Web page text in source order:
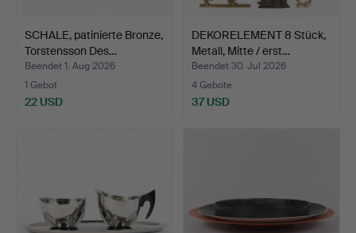
SCHALE, patinierte Bronze,
Torstensson Des…
Beendet 1. Aug 2026
1 Gebot
22 USD
DEKORELEMENT 8 Stück,
Metall, Mitte / erst…
Beendet 30. Jul 2026
4 Gebote
37 USD